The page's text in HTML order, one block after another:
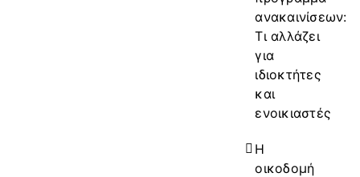
ανακαινίσεων:
Τι αλλάζει
για
ιδιοκτήτες
και
ενοικιαστές
Η
οικοδομή